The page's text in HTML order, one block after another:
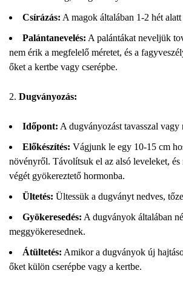
Csírázás: A magok általában 1-2 hét
Palántanevelés: A palántákat neveljük
nem érik a megfelelő méretet, és a
őket a kertbe vagy cserépbe.
Dugványozás:
Időpont: A dugványozást tavasszal vagy
Előkészítés: Vágjunk le egy 10-15 cm
növényről. Távolítsuk el az alsó leveleket, és
végét gyökereztető hormonba.
Ültetés: Ültessük a dugványt nedves,
Gyökeresedés: A dugványok általában
meggyökeresednek.
Átültetés: Amikor a dugványok új
őket külön cserépbe vagy a kertbe.